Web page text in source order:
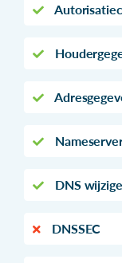
DNS
DNSSEC